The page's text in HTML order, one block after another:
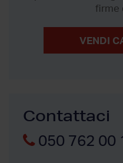
firme
VENDI
Contattaci
050 762 00